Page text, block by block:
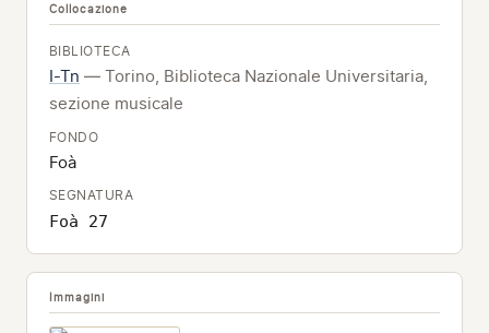
Collocazione
BIBLIOTECA
I-Tn — Torino, Biblioteca Nazionale Universitaria,
sezione musicale
FONDO
Foà
SEGNATURA
Foà 27
Immagini